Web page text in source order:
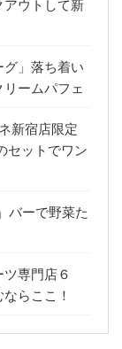
アウトして新
」落ち着い
ームパフェ
新宿店限定
セットでワン
バーで野菜た
専門店６
らここ！